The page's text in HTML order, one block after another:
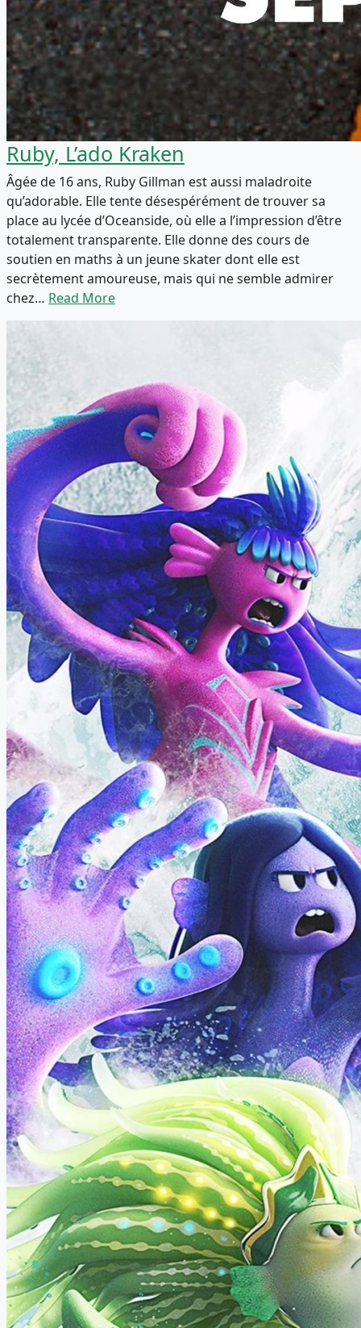
Ruby, L’ado Kraken
Âgée de 16 ans, Ruby Gillman est aussi maladroite
qu’adorable. Elle tente désespérément de trouver sa
place au lycée d’Oceanside, où elle a l’impression d’être
totalement transparente. Elle donne des cours de
soutien en maths à un jeune skater dont elle est
secrètement amoureuse, mais qui ne semble admirer
chez… Read More